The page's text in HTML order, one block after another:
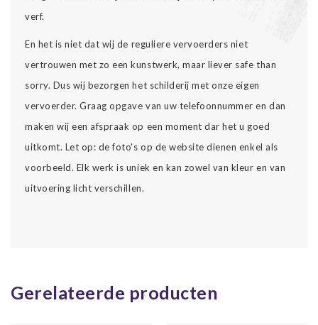
verf.
En het is niet dat wij de reguliere vervoerders niet
vertrouwen met zo een kunstwerk, maar liever safe than
sorry. Dus wij bezorgen het schilderij met onze eigen
vervoerder. Graag opgave van uw telefoonnummer en dan
maken wij een afspraak op een moment dar het u goed
uitkomt. Let op: de foto's op de website dienen enkel als
voorbeeld. Elk werk is uniek en kan zowel van kleur en van
uitvoering licht verschillen.
Gerelateerde producten